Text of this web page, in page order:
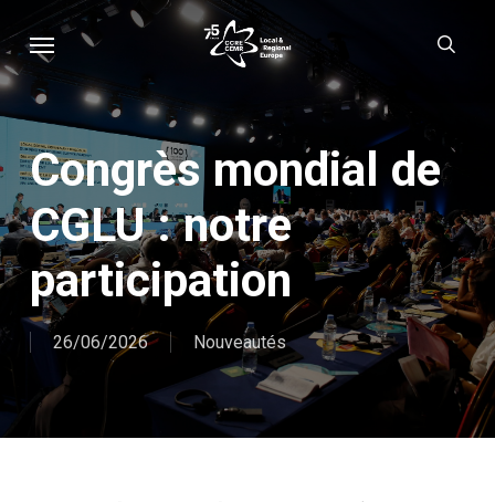
to
main
content
Menu
Congrès mondial de
CGLU : notre
participation
26/06/2026 Nouveautés